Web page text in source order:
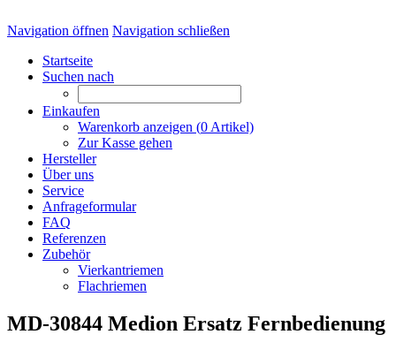
Navigation öffnen Navigation schließen
Startseite
Suchen nach
Einkaufen
Warenkorb anzeigen (0 Artikel)
Zur Kasse gehen
Hersteller
Über uns
Service
Anfrageformular
FAQ
Referenzen
Zubehör
Vierkantriemen
Flachriemen
MD-30844 Medion Ersatz Fernbedienung